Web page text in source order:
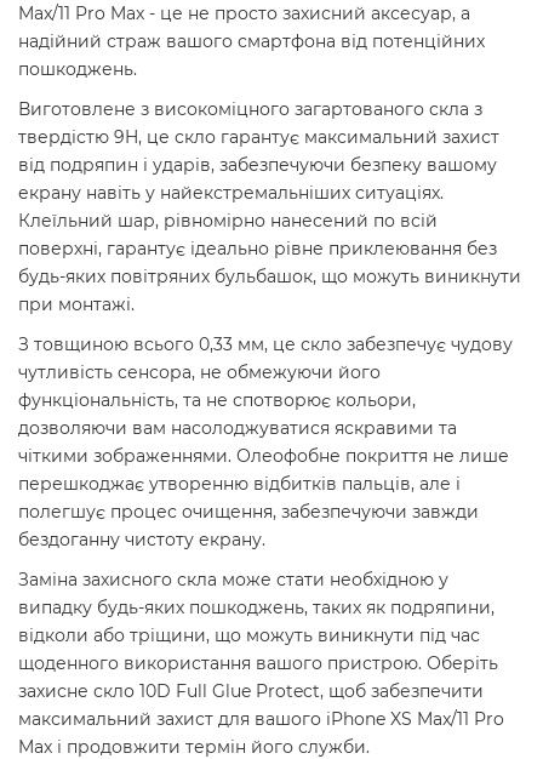
Max/11 Pro Max - це не просто захисний аксесуар, а
надійний страж вашого смартфона від потенційних
пошкоджень.
Виготовлене з високоміцного загартованого скла з
твердістю 9H, це скло гарантує максимальний захист
від подряпин і ударів, забезпечуючи безпеку вашому
екрану навіть у найекстремальніших ситуаціях.
Клеїльний шар, рівномірно нанесений по всій
поверхні, гарантує ідеально рівне приклеювання без
будь-яких повітряних бульбашок, що можуть виникнути
при монтажі.
З товщиною всього 0,33 мм, це скло забезпечує чудову
чутливість сенсора, не обмежуючи його
функціональність, та не спотворює кольори,
дозволяючи вам насолоджуватися яскравими та
чіткими зображеннями. Олеофобне покриття не лише
перешкоджає утворенню відбитків пальців, але і
полегшує процес очищення, забезпечуючи завжди
бездоганну чистоту екрану.
Заміна захисного скла може стати необхідною у
випадку будь-яких пошкоджень, таких як подряпини,
відколи або тріщини, що можуть виникнути під час
щоденного використання вашого пристрою. Оберіть
захисне скло 10D Full Glue Protect, щоб забезпечити
максимальний захист для вашого iPhone XS Max/11 Pro
Max і продовжити термін його служби.